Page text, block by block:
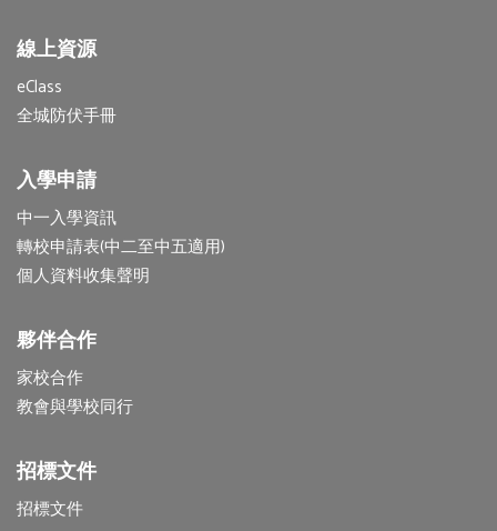
線上資源
eClass
全城防伏手冊
入學申請
中一入學資訊
轉校申請表(中二至中五適用)
個人資料收集聲明
夥伴合作
家校合作
教會與學校同行
招標文件
招標文件